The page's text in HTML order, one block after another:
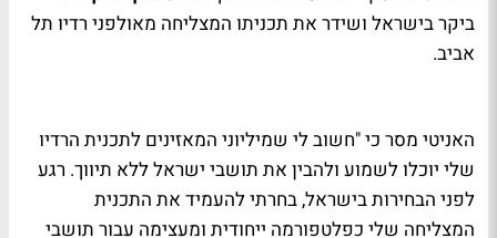
ביקר בישראל ושידר את תכניתו המצליחה מאולפני רדיו תל
אביב.
האניטי מסר כי "חשוב לי שמיליוני המאזינים לתכנית הרדיו
שלי יוכלו לשמוע ולהבין את תושבי ישראל ללא תיווך. רגע
לפני הבחירות בישראל, בחרתי להעמיד את התכנית
המצליחה שלי כפלטפורמה ייחודית ומעצימה עבור תושבי